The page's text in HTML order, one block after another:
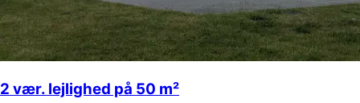
2 vær. lejlighed på 50 m²